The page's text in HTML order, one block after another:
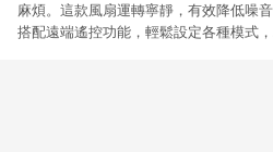
麻煩。這款風扇運轉寧靜，有效降低噪
搭配遠端遙控功能，輕鬆設定各種模式